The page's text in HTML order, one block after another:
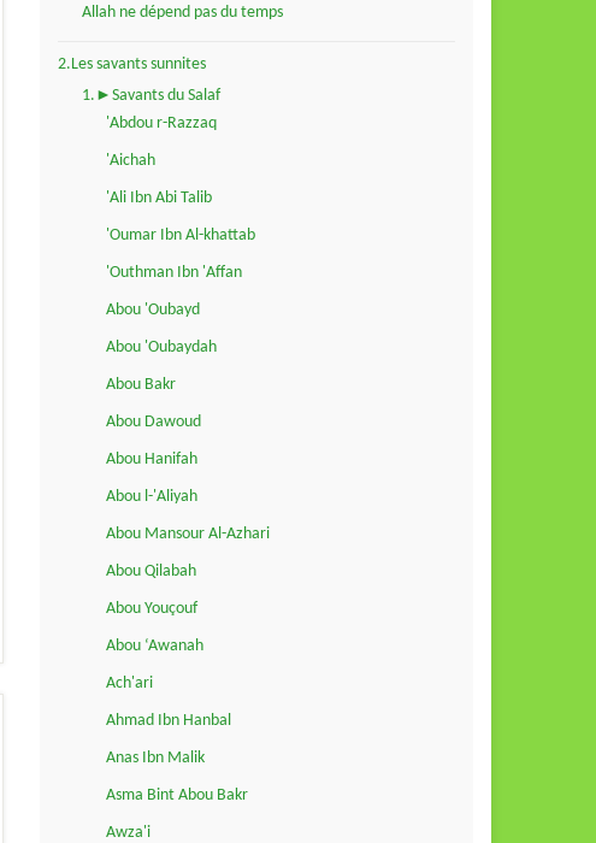
Allah ne dépend pas du temps
2.Les savants sunnites
1.►Savants du Salaf
'Abdou r-Razzaq
'Aichah
'Ali Ibn Abi Talib
'Oumar Ibn Al-khattab
'Outhman Ibn 'Affan
Abou 'Oubayd
Abou 'Oubaydah
Abou Bakr
Abou Dawoud
Abou Hanifah
Abou l-'Aliyah
Abou Mansour Al-Azhari
Abou Qilabah
Abou Youçouf
Abou ‘Awanah
Ach'ari
Ahmad Ibn Hanbal
Anas Ibn Malik
Asma Bint Abou Bakr
Awza'i